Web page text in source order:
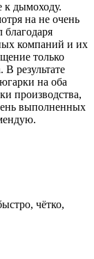
к дымоходу.
на не очень
компаний и их
только
результате
на оба
производства,
выполненных
чётко,